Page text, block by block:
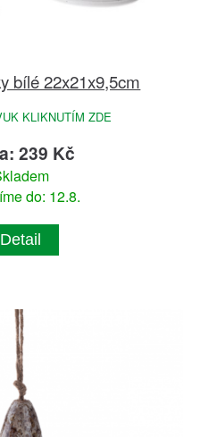
bílé 22x21x9,5cm
KLIKNUTÍM ZDE
239 Kč
do: 12.8.
Detail